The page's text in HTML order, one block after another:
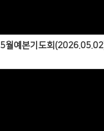
5월예본기도회